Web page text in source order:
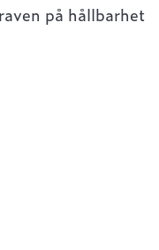
på hållbarhet